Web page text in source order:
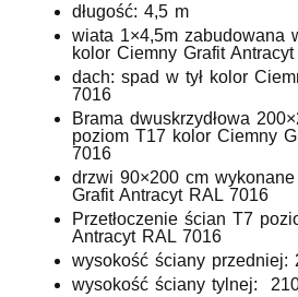
długość: 4,5 m
wiata 1×4,5m zabudowana
kolor Ciemny Grafit
dach: spad w tył kolor
7016
Brama dwuskrzydłowa
poziom T17 kolor Ciemny
7016
drzwi 90×200 cm
Grafit Antracyt RAL 7016
Przetłoczenie ścian T7
Antracyt RAL 7016
wysokość ściany przedniej:
wysokość ściany tylnej: